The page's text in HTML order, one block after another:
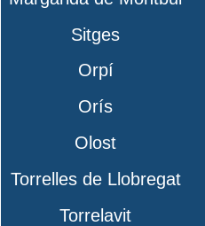
Sitges
Orpí
Orís
Olost
Torrelles de Llobregat
Torrelavit